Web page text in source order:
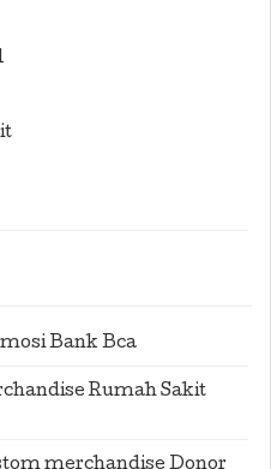
Bank Bca
Rumah Sakit
merchandise Donor